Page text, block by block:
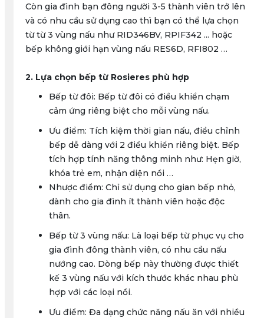
Còn gia đình bạn đông người 3-5 thành viên trở lên
và có nhu cầu sử dụng cao thì bạn có thể lựa chọn
từ từ 3 vùng nấu như RID346BV, RPIF342 ... hoặc
bếp không giới hạn vùng nấu RES6D, RFI802 …
2. Lựa chọn bếp từ Rosieres phù hợp
Bếp từ đôi: Bếp từ đôi có điều khiển chạm
cảm ứng riêng biệt cho mỗi vùng nấu.
Ưu điểm: Tích kiệm thời gian nấu, điều chỉnh
bếp dễ dàng với 2 điều khiển riêng biệt. Bếp
tích hợp tính năng thông minh như: Hẹn giờ,
khóa trẻ em, nhận diện nồi …
Nhược điểm: Chỉ sử dụng cho gian bếp nhỏ,
dành cho gia đình ít thành viên hoặc độc
thân.
Bếp từ 3 vùng nấu: Là loại bếp từ phục vụ cho
gia đình đông thành viên, có nhu cầu nấu
nướng cao. Dòng bếp này thường được thiết
kế 3 vùng nấu với kích thước khác nhau phù
hợp với các loại nồi.
Ưu điểm: Đa dạng chức năng nấu ăn với nhiều